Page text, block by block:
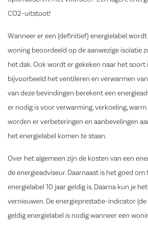
CO2-uitstoot!
Wanneer er een (definitief) energielabel
woning beoordeeld op de aanwezige isolatie
het dak. Ook wordt er gekeken naar het
bijvoorbeeld het ventileren en verwarmen
van deze bevindingen berekent een
er nodig is voor verwarming, verkoeling,
worden er verbeteringen en aanbevelingen
het energielabel komen te staan.
Over het algemeen zijn de kosten van een
de energieadviseur. Daarnaast is het goed
energielabel 10 jaar geldig is. Daarna kun je
vernieuwen. De energieprestatie-indicator (de
geldig energielabel is nodig wanneer een